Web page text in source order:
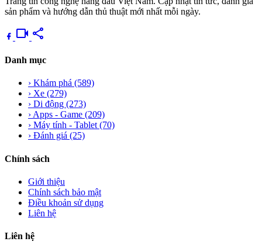
sản phẩm và hướng dẫn thủ thuật mới nhất mỗi ngày.
videocam share
Danh mục
› Khám phá (589)
› Xe (279)
› Di động (273)
› Apps - Game (209)
› Máy tính - Tablet (70)
› Đánh giá (25)
Chính sách
Giới thiệu
Chính sách bảo mật
Điều khoản sử dụng
Liên hệ
Liên hệ